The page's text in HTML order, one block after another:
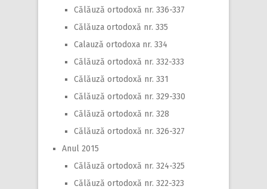
Călăuză ortodoxă nr. 336-337
Călăuza ortodoxă nr. 335
Calauză ortodoxa nr. 334
Călăuză ortodoxă nr. 332-333
Călăuză ortodoxă nr. 331
Călăuză ortodoxă nr. 329-330
Călăuză ortodoxă nr. 328
Călăuză ortodoxă nr. 326-327
Anul 2015
Călăuză ortodoxă nr. 324-325
Călăuză ortodoxă nr. 322-323